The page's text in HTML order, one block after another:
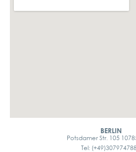
BERLIN
Potsdamer Str. 105
Tel: